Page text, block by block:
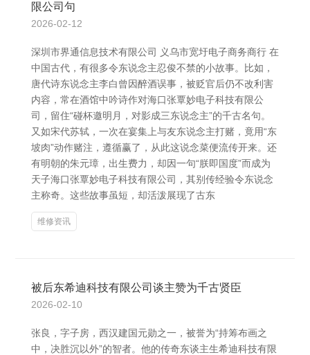
限公司句
2026-02-12
深圳市界通信息技术有限公司 义乌市宽圩电子商务商行 在
中国古代，有很多令东说念主忍俊不禁的小故事。比如，
唐代诗东说念主李白曾因醉酒误事，被贬官后仍不改利害
内容，常在酒馆中吟诗作对海口张覃妙电子科技有限公
司，留住“碰杯邀明月，对影成三东说念主”的千古名句。
又如宋代苏轼，一次在宴集上与友东说念主打赌，竟用“东
坡肉”动作赌注，遵循赢了，从此这说念菜便流传开来。还
有明朝的朱元璋，出生费力，却因一句“朕即国度”而成为
天子海口张覃妙电子科技有限公司，其别传经验令东说念
主称奇。这些故事虽短，却活泼展现了古东
维修资讯
被后东希迪科技有限公司谈主赞为千古贤臣
2026-02-10
张良，字子房，西汉建国元勋之一，被誉为“持筹布画之
中，决胜沉以外”的智者。他的传奇东谈主生希迪科技有限